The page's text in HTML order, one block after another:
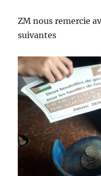
ZM nous remercie
suivantes